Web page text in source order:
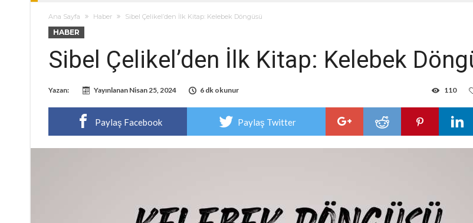
Ana Sayfa Haber Sibel Çelikel’den İlk Kitap: Kelebek Döngüsü
HABER
Sibel Çelikel’den İlk Kitap: Kelebek
Yazan: Yayınlanan Nisan 25, 2024 6 dk okunur 110
Paylaş Facebook Paylaş Twitter